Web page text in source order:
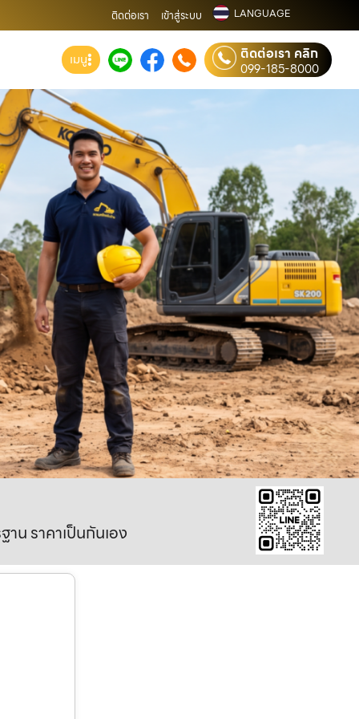
ติดต่อเรา เข้าสู่ระบบ LANGUAGE
เมนู ติดต่อเรา คลิก
099-185-8000
น ราคาเป็นกันเอง